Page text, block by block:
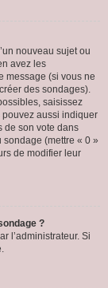
nouveau sujet ou
avez les
message (si vous ne
des sondages).
saisissez
aussi indiquer
de son vote dans
sondage (mettre « 0 »
de modifier leur
?
l’administrateur. Si